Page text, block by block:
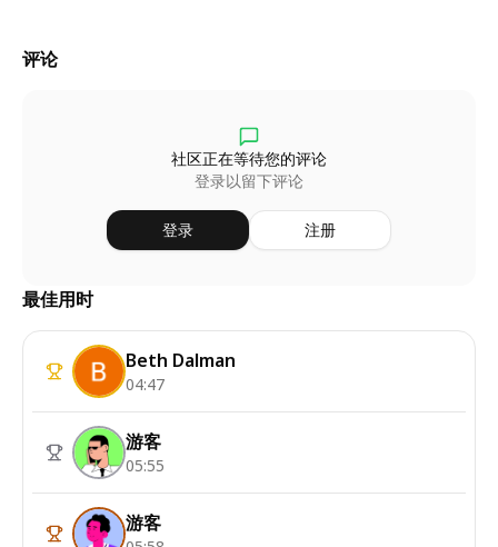
评论
社区正在等待您的评论
登录以留下评论
登录 注册
最佳用时
Beth Dalman
04:47
游客
05:55
游客